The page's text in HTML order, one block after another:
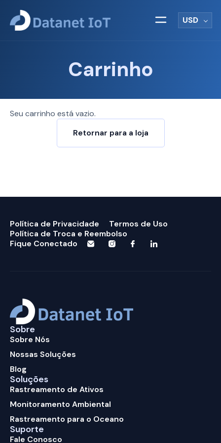
USD
Carrinho
Seu carrinho está vazio.
Retornar para a loja
Política de Privacidade
Termos de Uso
Política de Troca e Reembolso
Fique Conectado
Sobre
Sobre Nós
Nossas Soluções
Blog
Soluções
Rastreamento de Ativos
Monitoramento Ambiental
Rastreamento para o Oceano
Suporte
Fale Conosco